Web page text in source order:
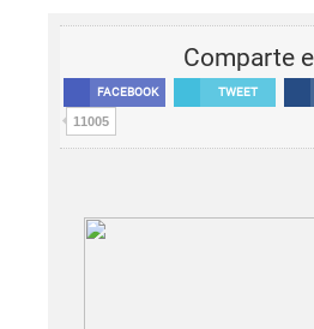
Comparte
FACEBOOK TWEET
11005